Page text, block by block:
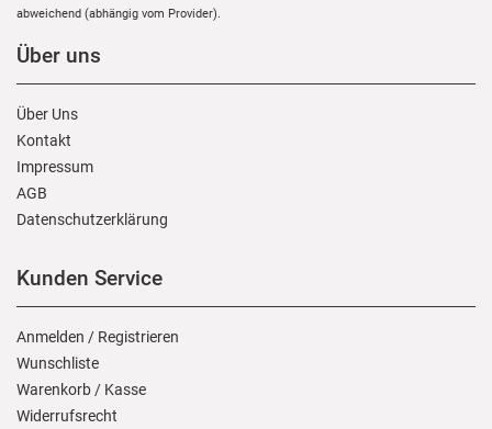
abweichend (abhängig vom Provider).
Über uns
Über Uns
Kontakt
Impressum
AGB
Daten­schutz­erklärung
Kunden Service
Anmelden / Registrieren
Wunschliste
Warenkorb / Kasse
Widerrufs­recht